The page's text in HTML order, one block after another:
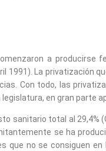
a producirse
1991). La privatización
Con todo, las
en gran parte
total al 29,4%
se ha
no se consiguen en